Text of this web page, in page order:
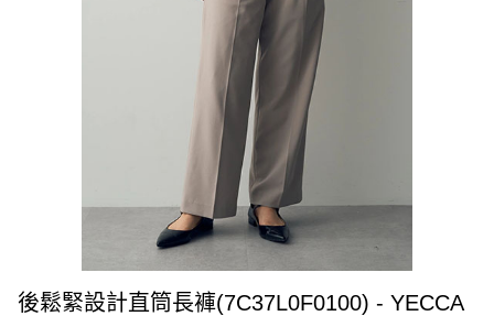
後鬆緊設計直筒長褲(7C37L0F0100) - YECCA